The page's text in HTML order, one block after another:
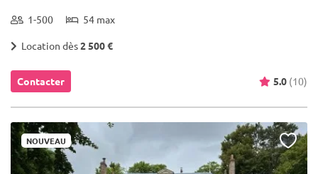
1-500 54 max
Location dès2 500 €
Contacter 5.0 (10)
NOUVEAU